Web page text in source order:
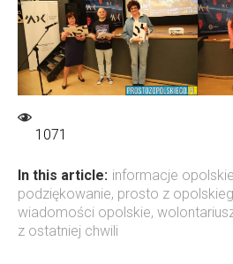
1071
In this article: informacje opolskie
podziękowanie, prosto z
wiadomości opolskie,
z ostatniej chwili